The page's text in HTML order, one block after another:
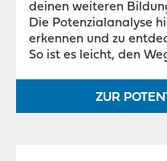
deinen weiteren
Die Potenzialanalyse
erkennen und zu
So ist es leicht, den
ZUR